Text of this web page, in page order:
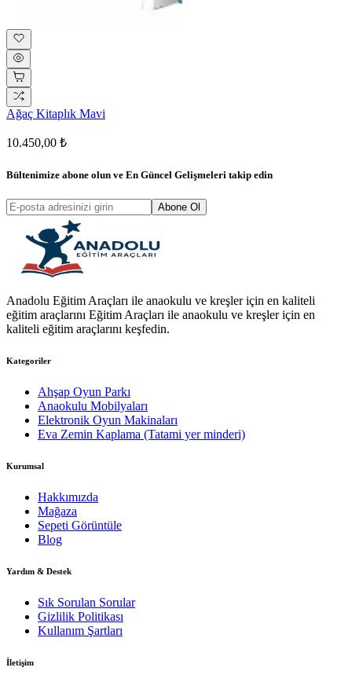
Ağaç Kitaplık Mavi
10.450,00 ₺
Bültenimize abone olun ve En Güncel Gelişmeleri takip edin
Abone Ol
Anadolu Eğitim Araçları ile anaokulu ve kreşler için en kaliteli
eğitim araçlarını Eğitim Araçları ile anaokulu ve kreşler için en
kaliteli eğitim araçlarını keşfedin.
Kategoriler
Ahşap Oyun Parkı
Anaokulu Mobilyaları
Elektronik Oyun Makinaları
Eva Zemin Kaplama (Tatami yer minderi)
Kurumsal
Hakkımızda
Mağaza
Sepeti Görüntüle
Blog
Yardım & Destek
Sık Sorulan Sorular
Gizlilik Politikası
Kullanım Şartları
İletişim